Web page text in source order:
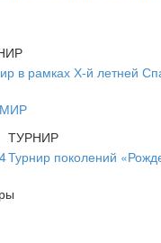
в рамках Х-й летней
ТУРНИР
Турнир поколений